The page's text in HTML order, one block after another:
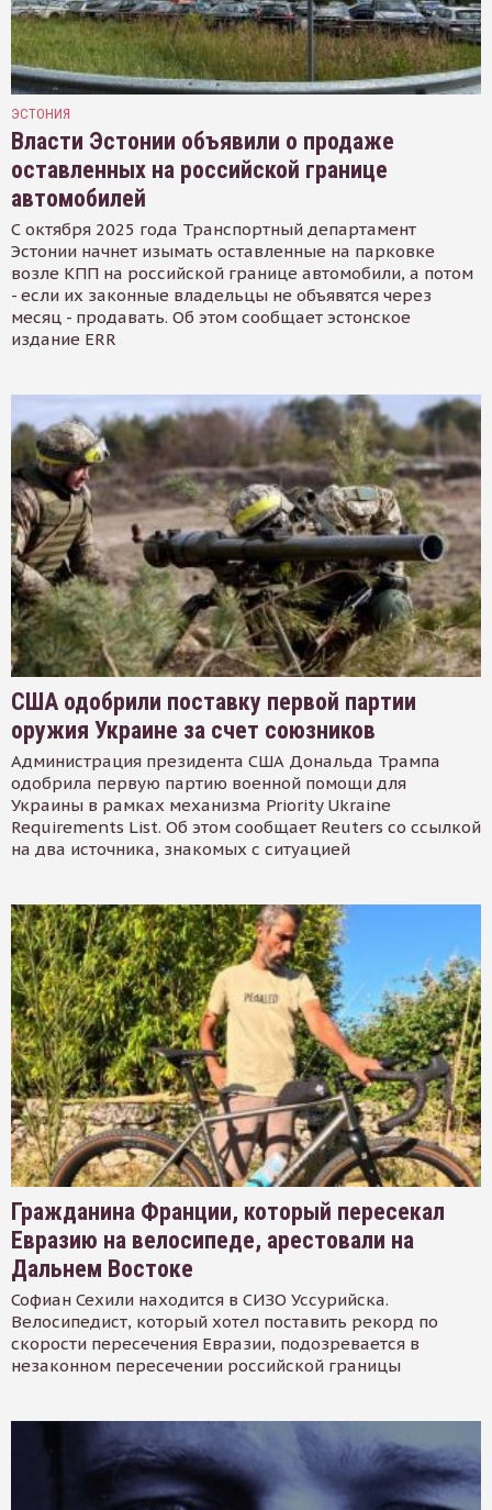
ЭСТОНИЯ
Власти Эстонии объявили о продаже
оставленных на российской границе
автомобилей
С октября 2025 года Транспортный департамент
Эстонии начнет изымать оставленные на парковке
возле КПП на российской границе автомобили, а потом
- если их законные владельцы не объявятся через
месяц - продавать. Об этом сообщает эстонское
издание ERR
США одобрили поставку первой партии
оружия Украине за счет союзников
Администрация президента США Дональда Трампа
одобрила первую партию военной помощи для
Украины в рамках механизма Priority Ukraine
Requirements List. Об этом сообщает Reuters со ссылкой
на два источника, знакомых с ситуацией
Гражданина Франции, который пересекал
Евразию на велосипеде, арестовали на
Дальнем Востоке
Софиан Сехили находится в СИЗО Уссурийска.
Велосипедист, который хотел поставить рекорд по
скорости пересечения Евразии, подозревается в
незаконном пересечении российской границы